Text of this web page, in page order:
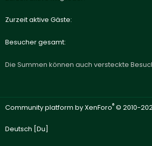
Zurzeit aktive Gäste
Besucher gesamt
Die Summen können auch versteckte
Community platform by XenForo® © 2010-
Deutsch [Du]